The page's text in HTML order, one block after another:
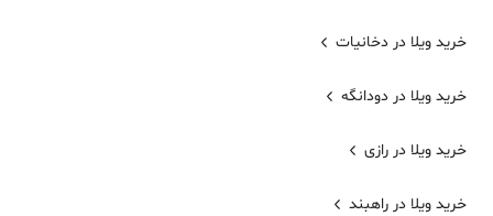
خرید ویلا در دخانیات
خرید ویلا در دودانگه
خرید ویلا در رازی
خرید ویلا در راهبند